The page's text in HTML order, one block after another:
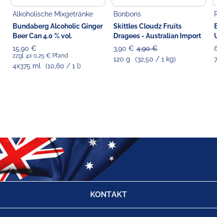
Alkoholische Mixgetränke
Bundaberg Alcoholic Ginger
Beer Can 4.0 % vol.
15,90 €
zzgl. 4x 0,25 € Pfand
4x375 ml (10,60 / 1 l)
Bonbons
Skittles Cloudz Fruits
Dragees - Australian Import
3,90 € 4,90 €
120 g
(32,50 / 1 kg)
KONTAKT